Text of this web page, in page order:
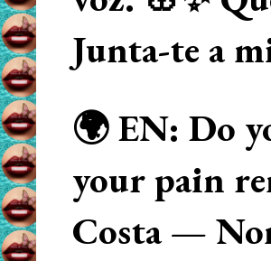
Junta-te a
🌍 EN: Do
your pain
Costa —